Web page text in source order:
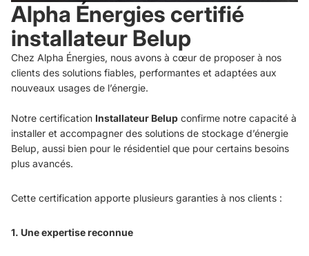
Alpha Énergies certifié
installateur Belup
Chez Alpha Énergies, nous avons à cœur de proposer à nos
clients des solutions fiables, performantes et adaptées aux
nouveaux usages de l’énergie.
Notre certification Installateur Belup confirme notre capacité à
installer et accompagner des solutions de stockage d’énergie
Belup, aussi bien pour le résidentiel que pour certains besoins
plus avancés.
Cette certification apporte plusieurs garanties à nos clients :
1. Une expertise reconnue